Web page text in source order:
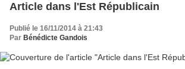
Article dans l'Est Républicain
Publié le 16/11/2014 à 21:43
Par Bénédicte Gandois